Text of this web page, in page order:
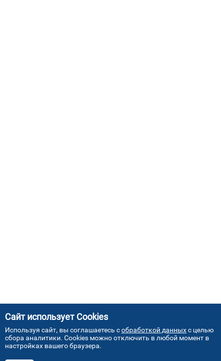
Сайт использует Cookies
Используя сайт, вы соглашаетесь собработкой данныхс целью
сбора аналитики. Cookies можно отключить в любой момент в
настройках вашего браузера.